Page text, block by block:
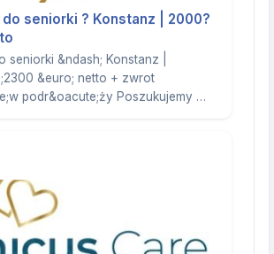
seniorki ? Konstanz | 2000?
seniorki &ndash; Konstanz |
&euro; netto + zwrot
podr&oacute;ży Poszukujemy …